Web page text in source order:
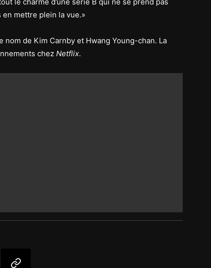
en mettre plein la vue.»
nom de Kim Carnby et Hwang Young-chan. La
chez Netflix.